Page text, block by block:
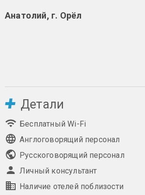
Анатолий, г. Орёл
Детали
Бесплатный Wi-Fi
Англоговорящий персонал
Русскоговорящий персонал
Личный консультант
Наличие отелей поблизости